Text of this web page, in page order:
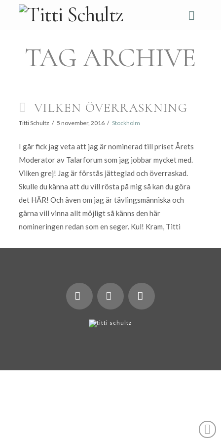
TAG ARCHIVE
VILKEN ÖVERRASKNING
Titti Schultz 5 november, 2016 Stockholm
I går fick jag veta att jag är nominerad till priset Årets
Moderator av Talarforum som jag jobbar mycket med.
Vilken grej! Jag är förstås jätteglad och överraskad.
Skulle du känna att du vill rösta på mig så kan du göra
det HÄR! Och även om jag är tävlingsmänniska och
gärna vill vinna allt möjligt så känns den här
nomineringen redan som en seger. Kul! Kram, Titti
LinkedIn